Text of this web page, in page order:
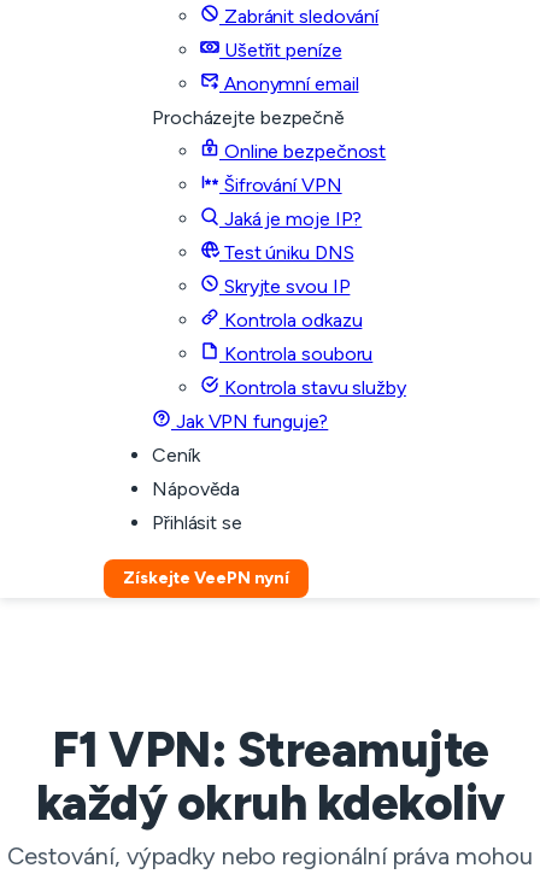
Zabránit sledování
Ušetřit peníze
Anonymní email
Procházejte bezpečně
Online bezpečnost
Šifrování VPN
Jaká je moje IP?
Test úniku DNS
Skryjte svou IP
Kontrola odkazu
Kontrola souboru
Kontrola stavu služby
Jak VPN funguje?
Ceník
Nápověda
Přihlásit se
Získejte VeePN nyní
F1 VPN: Streamujte
každý okruh kdekoliv
Cestování, výpadky nebo regionální práva mohou